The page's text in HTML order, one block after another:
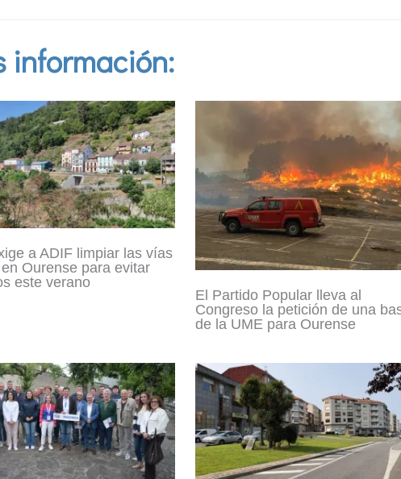
información:
a ADIF limpiar las vías
Ourense para evitar
este verano
El Partido Popular lleva al
Congreso la petición de una
de la UME para Ourense